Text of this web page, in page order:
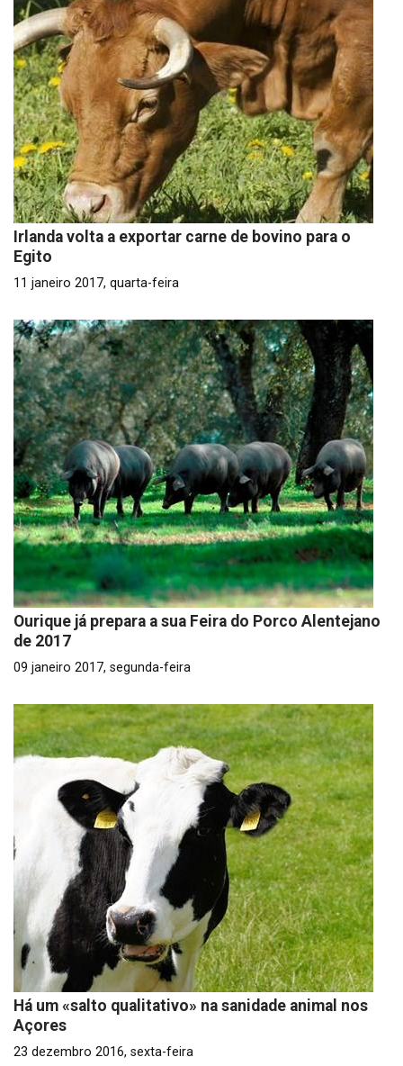
Irlanda volta a exportar carne de bovino para o
Egito
11 janeiro 2017, quarta-feira
Ourique já prepara a sua Feira do Porco Alentejano
de 2017
09 janeiro 2017, segunda-feira
Há um «salto qualitativo» na sanidade animal nos
Açores
23 dezembro 2016, sexta-feira